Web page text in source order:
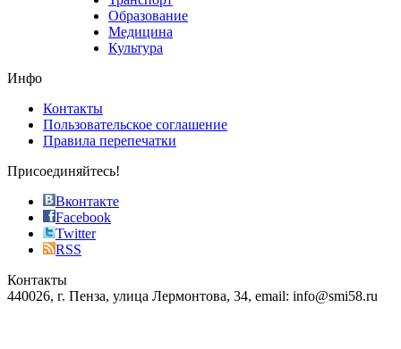
Образование
Медицина
Культура
Инфо
Контакты
Пользовательское соглашение
Правила перепечатки
Присоединяйтесь!
Вконтакте
Facebook
Twitter
RSS
Контакты
440026, г. Пенза, улица Лермонтова, 34, email: info@smi58.ru